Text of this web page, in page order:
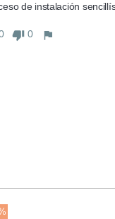
de instalación
0